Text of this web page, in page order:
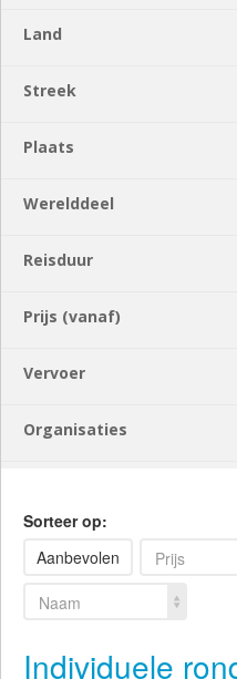
Land
Streek
Plaats
Werelddeel
Reisduur
Prijs (vanaf)
Vervoer
Organisaties
Sorteer op:
Aanbevolen
Prijs
Naam
Individuele